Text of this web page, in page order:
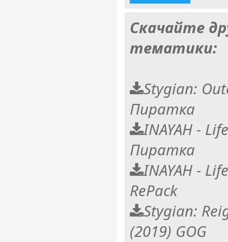
Скачайте
тематики:
Stygian:
Пиратка
INAYAH -
Пиратка
INAYAH -
RePack
Stygian:
(2019) GOG